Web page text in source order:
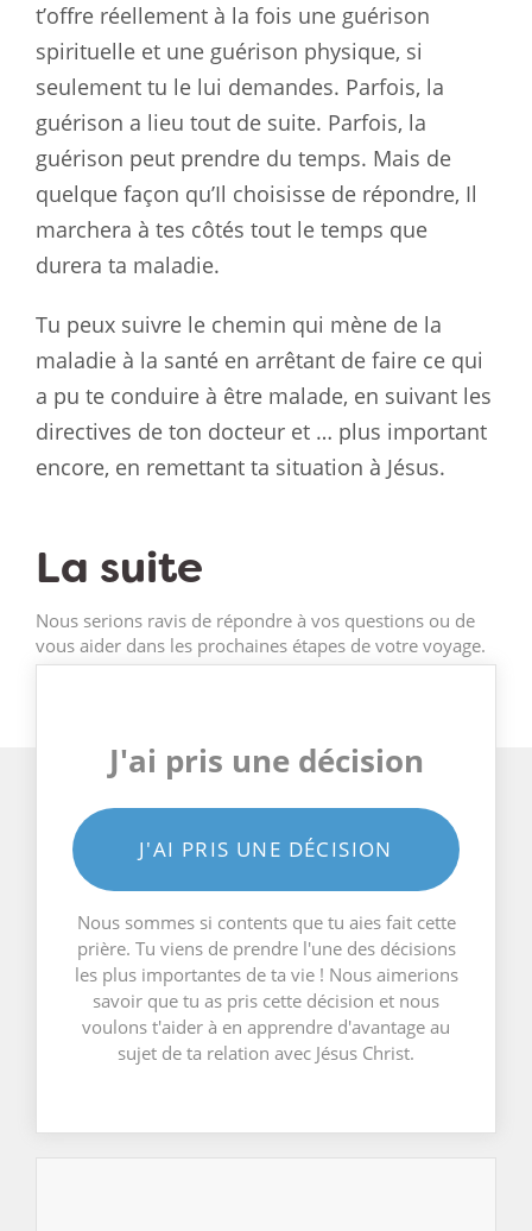
t’offre réellement à la fois une guérison
spirituelle et une guérison physique, si
seulement tu le lui demandes. Parfois, la
guérison a lieu tout de suite. Parfois, la
guérison peut prendre du temps. Mais de
quelque façon qu’Il choisisse de répondre, Il
marchera à tes côtés tout le temps que
durera ta maladie.
Tu peux suivre le chemin qui mène de la
maladie à la santé en arrêtant de faire ce qui
a pu te conduire à être malade, en suivant les
directives de ton docteur et … plus important
encore, en remettant ta situation à Jésus.
La suite
Nous serions ravis de répondre à vos questions ou de
vous aider dans les prochaines étapes de votre voyage.
J'ai pris une décision
J'AI PRIS UNE DÉCISION
Nous sommes si contents que tu aies fait cette
prière. Tu viens de prendre l'une des décisions
les plus importantes de ta vie ! Nous aimerions
savoir que tu as pris cette décision et nous
voulons t'aider à en apprendre d'avantage au
sujet de ta relation avec Jésus Christ.